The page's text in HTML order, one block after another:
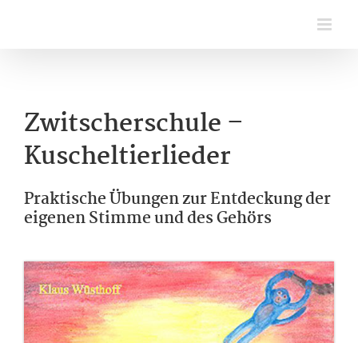
Zwitscherschule –
Kuscheltierlieder
Praktische Übungen zur Entdeckung der
eigenen Stimme und des Gehörs